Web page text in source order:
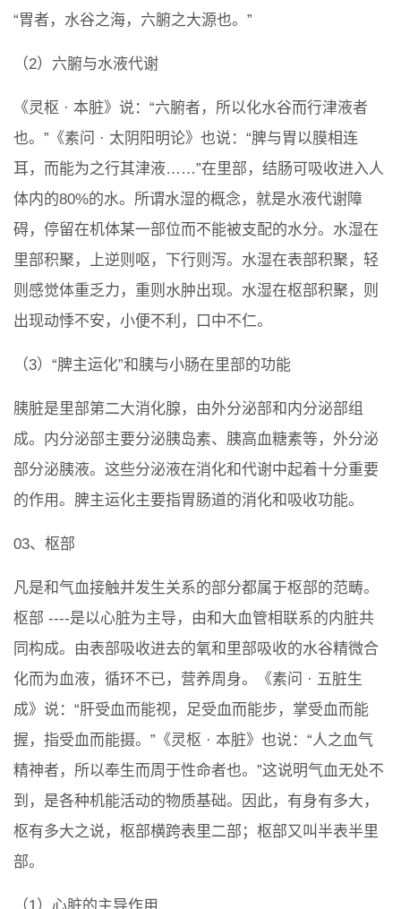
“胃者，水谷之海，六腑之大源也。”
（2）六腑与水液代谢
《灵枢 · 本脏》说：“六腑者，所以化水谷而行津液者
也。”《素问 · 太阴阳明论》也说：“脾与胃以膜相连
耳，而能为之行其津液……”在里部，结肠可吸收进入人
体内的80%的水。所谓水湿的概念，就是水液代谢障
碍，停留在机体某一部位而不能被支配的水分。水湿在
里部积聚，上逆则呕，下行则泻。水湿在表部积聚，轻
则感觉体重乏力，重则水肿出现。水湿在枢部积聚，则
出现动悸不安，小便不利，口中不仁。
（3）“脾主运化”和胰与小肠在里部的功能
胰脏是里部第二大消化腺，由外分泌部和内分泌部组
成。内分泌部主要分泌胰岛素、胰高血糖素等，外分泌
部分泌胰液。这些分泌液在消化和代谢中起着十分重要
的作用。脾主运化主要指胃肠道的消化和吸收功能。
03、枢部
凡是和气血接触并发生关系的部分都属于枢部的范畴。
枢部 ----是以心脏为主导，由和大血管相联系的内脏共
同构成。由表部吸收进去的氧和里部吸收的水谷精微合
化而为血液，循环不已，营养周身。《素问 · 五脏生
成》说：“肝受血而能视，足受血而能步，掌受血而能
握，指受血而能摄。”《灵枢 · 本脏》也说：“人之血气
精神者，所以奉生而周于性命者也。”这说明气血无处不
到，是各种机能活动的物质基础。因此，有身有多大，
枢有多大之说，枢部横跨表里二部；枢部又叫半表半里
部。